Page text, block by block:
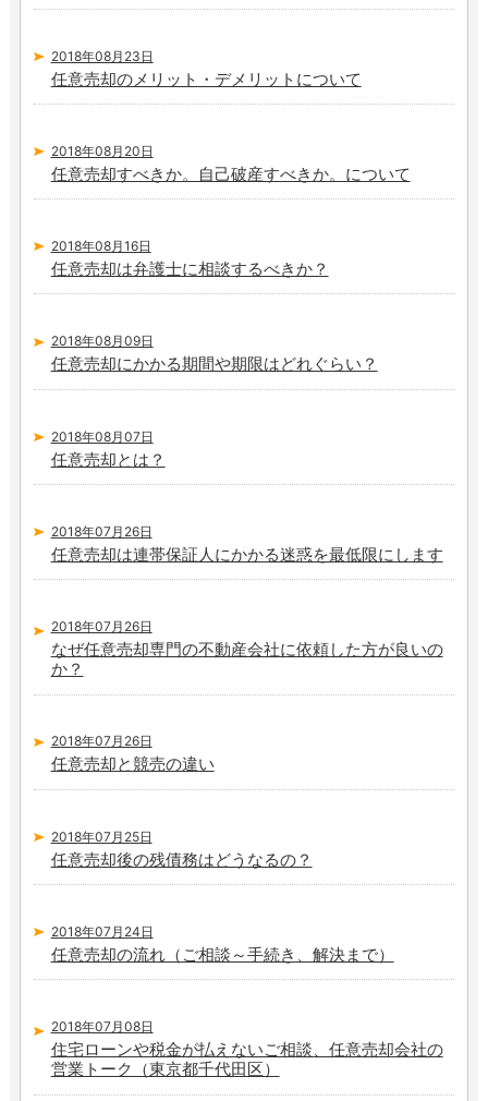
2018年08月23日
任意売却のメリット・デメリットについて
2018年08月20日
任意売却すべきか。自己破産すべきか。について
2018年08月16日
任意売却は弁護士に相談するべきか？
2018年08月09日
任意売却にかかる期間や期限はどれぐらい？
2018年08月07日
任意売却とは？
2018年07月26日
任意売却は連帯保証人にかかる迷惑を最低限にします
2018年07月26日
なぜ任意売却専門の不動産会社に依頼した方が良いの
か？
2018年07月26日
任意売却と競売の違い
2018年07月25日
任意売却後の残債務はどうなるの？
2018年07月24日
任意売却の流れ（ご相談～手続き、解決まで）
2018年07月08日
住宅ローンや税金が払えないご相談、任意売却会社の
営業トーク（東京都千代田区）